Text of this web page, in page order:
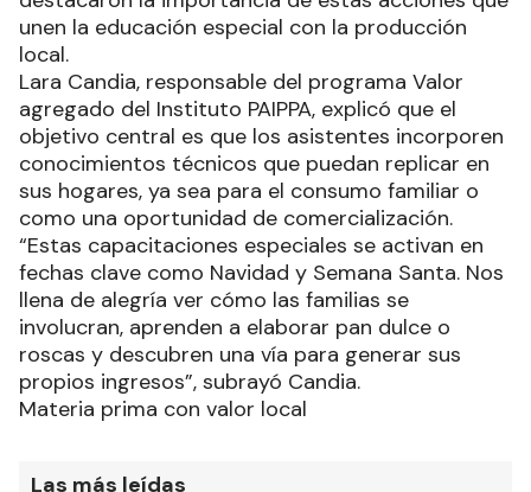
unen la educación especial con la producción
local.
Lara Candia, responsable del programa Valor
agregado del Instituto PAIPPA, explicó que el
objetivo central es que los asistentes incorporen
conocimientos técnicos que puedan replicar en
sus hogares, ya sea para el consumo familiar o
como una oportunidad de comercialización.
“Estas capacitaciones especiales se activan en
fechas clave como Navidad y Semana Santa. Nos
llena de alegría ver cómo las familias se
involucran, aprenden a elaborar pan dulce o
roscas y descubren una vía para generar sus
propios ingresos”, subrayó Candia.
Materia prima con valor local
Las más leídas